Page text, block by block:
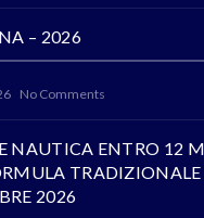
– 2026
No Comments
NAUTICA ENTRO 12
TRADIZIONALE
2026